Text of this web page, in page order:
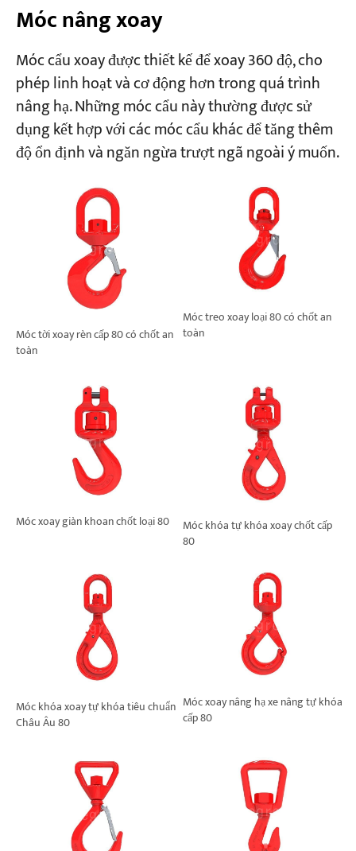
Móc nâng xoay
Móc cẩu xoay được thiết kế để xoay 360 độ, cho
phép linh hoạt và cơ động hơn trong quá trình
nâng hạ. Những móc cẩu này thường được sử
dụng kết hợp với các móc cẩu khác để tăng thêm
độ ổn định và ngăn ngừa trượt ngã ngoài ý muốn.
Móc tời xoay rèn cấp 80 có chốt an
toàn
Móc treo xoay loại 80 có chốt an
toàn
Móc xoay giàn khoan chốt loại 80
Móc khóa tự khóa xoay chốt cấp
80
Móc khóa xoay tự khóa tiêu chuẩn
Châu Âu 80
Móc xoay nâng hạ xe nâng tự khóa
cấp 80